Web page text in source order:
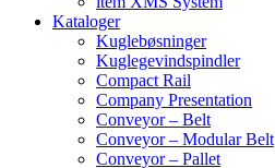
Kataloger
Kuglebøsninger
Kuglegevindspindler
Compact Rail
Company Presentation
Conveyor – Belt
Conveyor – Modular Belt
Conveyor – Pallet